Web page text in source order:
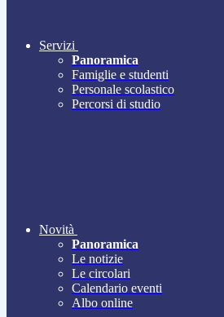
Servizi
Panoramica
Famiglie e studenti
Personale scolastico
Percorsi di studio
Novità
Panoramica
Le notizie
Le circolari
Calendario eventi
Albo online